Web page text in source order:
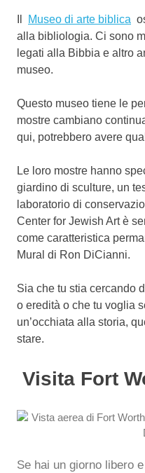
Museo di arte biblica
alla bibliologia. Ci sono
legati alla Bibbia e altro
museo.
Questo museo tiene le
mostre cambiano
qui, potrebbero avere
Le loro mostre hanno
giardino di sculture, un
laboratorio di
Center for Jewish Art è
come caratteristica
Mural di Ron DiCianni.
Sia che tu stia cercando
o eredità o che tu voglia
un’occhiata alla storia,
stare.
Visita Fort
Se hai un giorno libero